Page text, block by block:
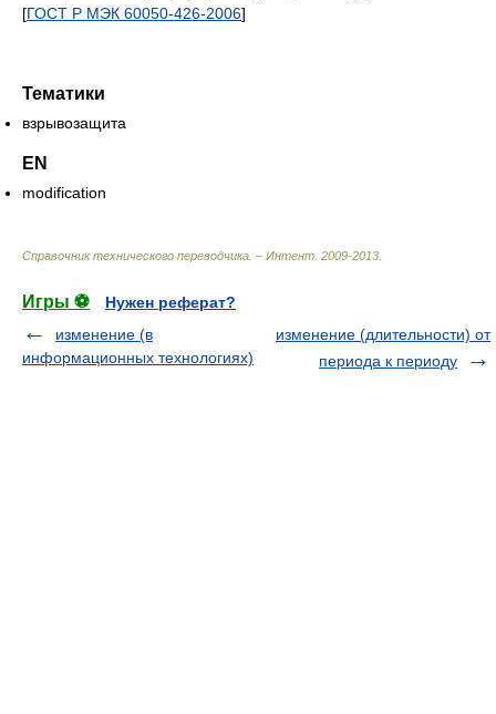
[ГОСТ Р МЭК 60050-426-2006]
Тематики
взрывозащита
EN
modification
Справочник технического переводчика. – Интент 2009-2013
Игры ⚽
Нужен реферат?
изменение (в
информационных технологиях)
изменение (длительности) от
периода к периоду